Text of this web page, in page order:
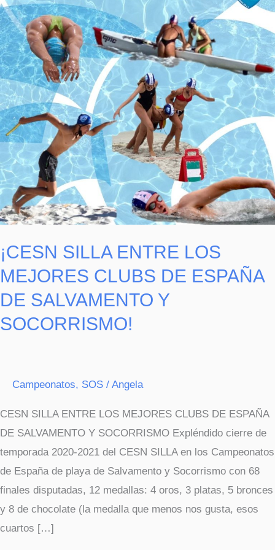
¡CESN SILLA ENTRE LOS
MEJORES CLUBS DE ESPAÑA
DE SALVAMENTO Y
SOCORRISMO!
Campeonatos, SOS / Angela
CESN SILLA ENTRE LOS MEJORES CLUBS DE ESPAÑA
DE SALVAMENTO Y SOCORRISMO Expléndido cierre de
temporada 2020-2021 del CESN SILLA en los Campeonatos
de España de playa de Salvamento y Socorrismo con 68
finales disputadas, 12 medallas: 4 oros, 3 platas, 5 bronces
y 8 de chocolate (la medalla que menos nos gusta, esos
cuartos […]
LOS
MEJORES
CLUBS
DE
ESPAÑA
DE
SALVAMENTO
SOCORRISMO!